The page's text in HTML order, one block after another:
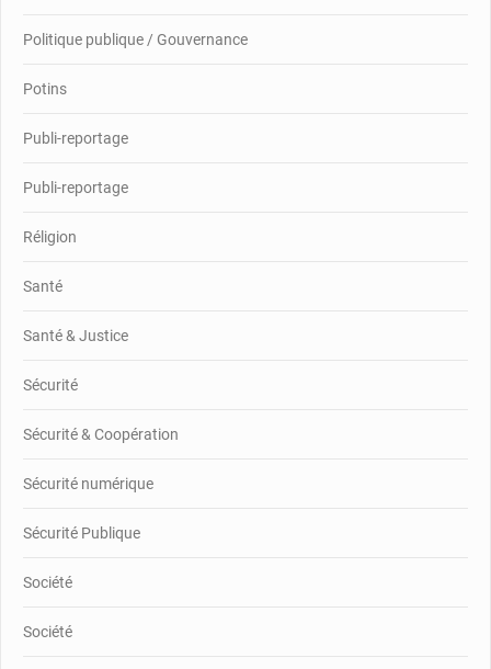
Politique publique / Gouvernance
Potins
Publi-reportage
Publi-reportage
Réligion
Santé
Santé & Justice
Sécurité
Sécurité & Coopération
Sécurité numérique
Sécurité Publique
Société
Société